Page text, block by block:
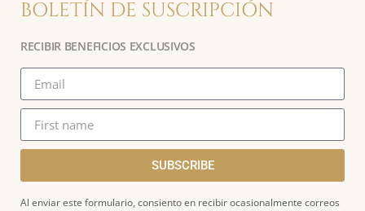
BOLETÍN DE SUSCRIPCIÓN
RECIBIR BENEFICIOS EXCLUSIVOS
SUBSCRIBE
Al enviar este formulario, consiento en recibir ocasionalmente correos